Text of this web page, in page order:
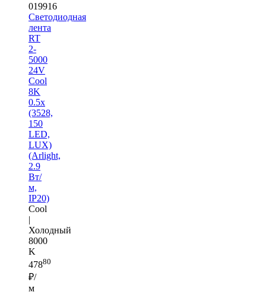
019916
Светодиодная
лента
RT
2-
5000
24V
Cool
8K
0.5x
(3528,
150
LED,
LUX)
(Arlight,
2.9
Вт/
м,
IP20)
Cool
|
Холодный
8000
K
47880
₽/
м